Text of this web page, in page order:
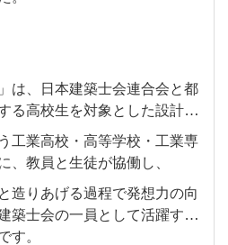
は、日本建築士会連合会と都
る高校生を対象とした設計コ
工業高校・高等学校・工業専
、教員と生徒が協働し、
造りあげる過程で発想力の向
築士会の一員として活躍する
す。